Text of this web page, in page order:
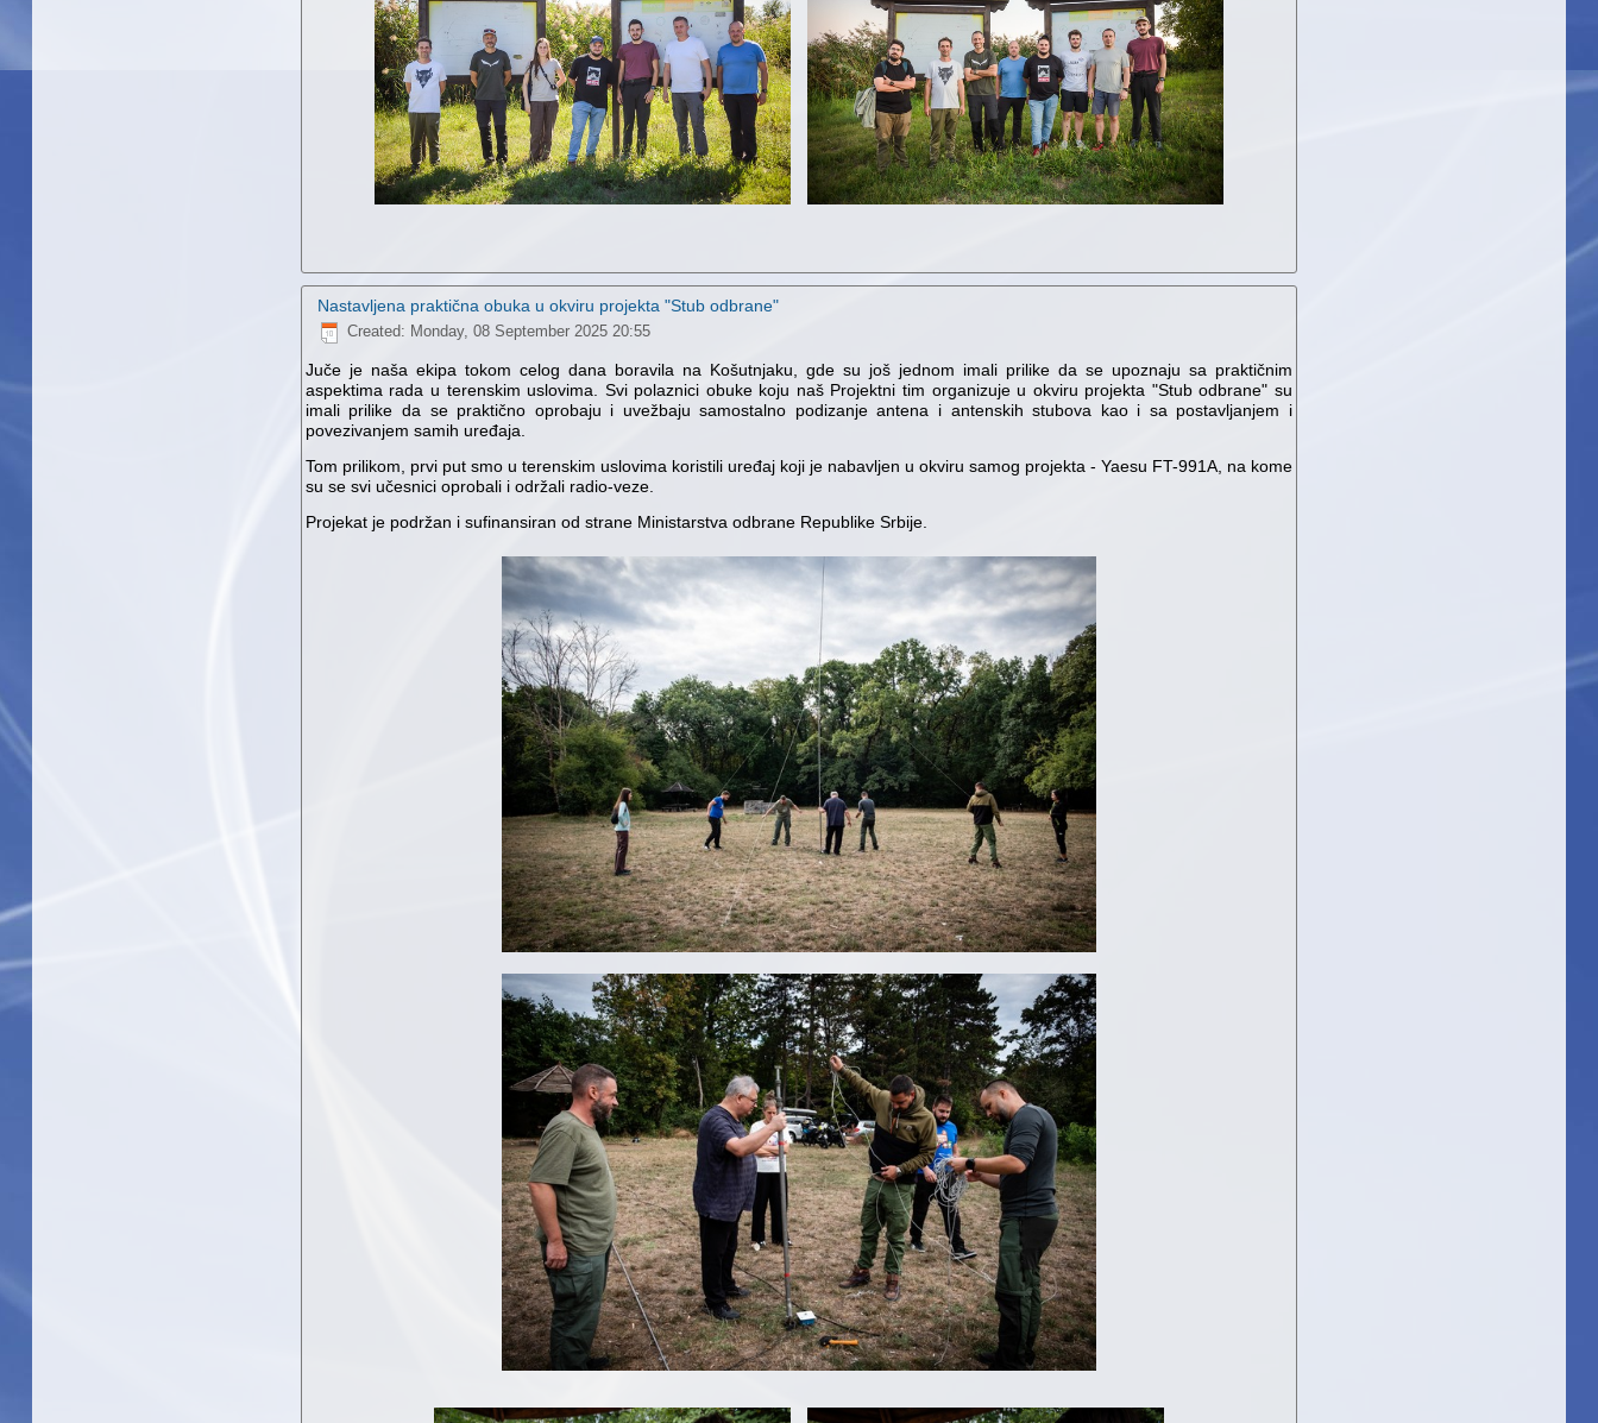
Nastavljena praktična obuka u okviru projekta "Stub odbrane"
Created: Monday, 08 September 2025 20:55
Juče je naša ekipa tokom celog dana boravila na Košutnjaku, gde su još jednom imali prilike da se upoznaju sa praktičnim
aspektima rada u terenskim uslovima. Svi polaznici obuke koju naš Projektni tim organizuje u okviru projekta "Stub odbrane" su
imali prilike da se praktično oprobaju i uvežbaju samostalno podizanje antena i antenskih stubova kao i sa postavljanjem i
povezivanjem samih uređaja.
Tom prilikom, prvi put smo u terenskim uslovima koristili uređaj koji je nabavljen u okviru samog projekta - Yaesu FT-991A, na kome
su se svi učesnici oprobali i održali radio-veze.
Projekat je podržan i sufinansiran od strane Ministarstva odbrane Republike Srbije.